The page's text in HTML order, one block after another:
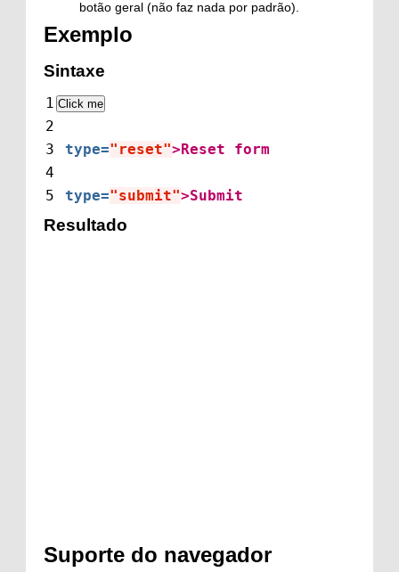
botão geral (não faz nada por padrão).
Exemplo
Sintaxe
1 Click me
2
3
type="reset">Reset form
4
5
type="submit">Submit
Resultado
Suporte do navegador